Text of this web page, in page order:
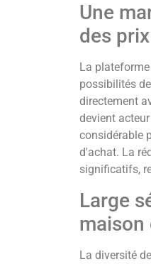
Une
des
La
possibilités
directement
devient
considérable
d'achat. La
significatifs,
Large
maison
La diversité